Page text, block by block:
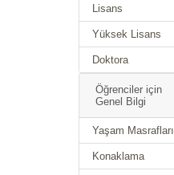
Lisans
Yüksek Lisans
Doktora
Öğrenciler için
Genel Bilgi
Yaşam Masrafları
Konaklama